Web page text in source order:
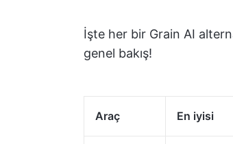
İşte her bir Grain AI
genel bakış!
Araç En iyisi